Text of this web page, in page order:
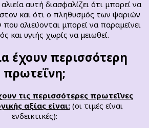
αυτή διασφαλίζει ότι μπορεί να
και ότι ο πληθυσμός των ψαριών
αλιεύονται μπορεί να παραμείνει
και υγιής χωρίς να μειωθεί.
έχουν περισσότερη
πρωτεΐνη;
τις περισσότερες πρωτεΐνες
αξίας είναι:(οι τιμές είναι
ενδεικτικές):